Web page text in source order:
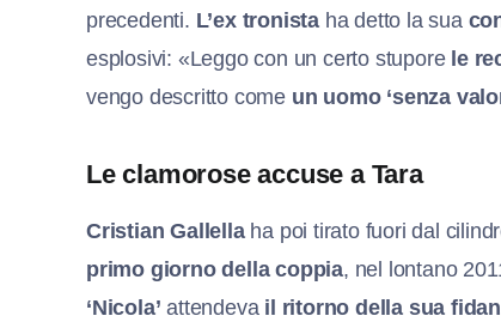
precedenti. L’ex tronista ha detto la sua
esplosivi: «Leggo con un certo stupore le
vengo descritto come un uomo ‘senza
Le clamorose accuse a Tara
Cristian Gallellaha poi tirato fuori dal
primo giorno della coppia, nel lontano
‘Nicola’ attendeva il ritorno della sua